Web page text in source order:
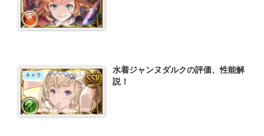
キャラ
水着ジャンヌダルクの評価、性能解
説！